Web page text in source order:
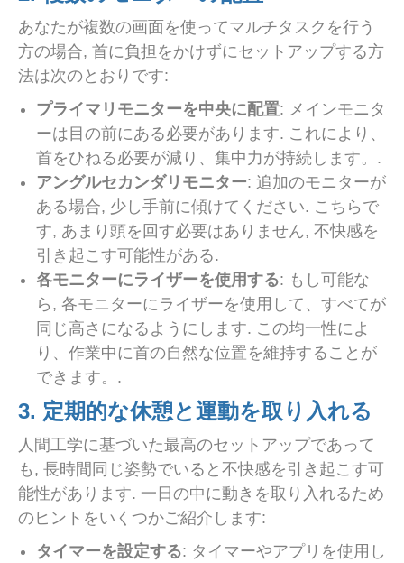
あなたが複数の画面を使ってマルチタスクを行う
方の場合, 首に負担をかけずにセットアップする方
法は次のとおりです:
プライマリモニターを中央に配置: メインモニタ
ーは目の前にある必要があります. これにより、
首をひねる必要が減り、集中力が持続します。.
アングルセカンダリモニター: 追加のモニターが
ある場合, 少し手前に傾けてください. こちらで
す, あまり頭を回す必要はありません, 不快感を
引き起こす可能性がある.
各モニターにライザーを使用する: もし可能な
ら, 各モニターにライザーを使用して、すべてが
同じ高さになるようにします. この均一性によ
り、作業中に首の自然な位置を維持することが
できます。.
3. 定期的な休憩と運動を取り入れる
人間工学に基づいた最高のセットアップであって
も, 長時間同じ姿勢でいると不快感を引き起こす可
能性があります. 一日の中に動きを取り入れるため
のヒントをいくつかご紹介します:
タイマーを設定する: タイマーやアプリを使用し